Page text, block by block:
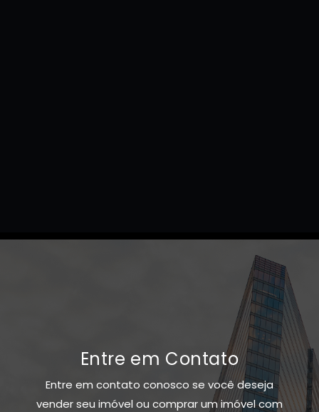
Entre em Contato
Entre em contato conosco se você deseja
vender seu imóvel ou comprar um imóvel com